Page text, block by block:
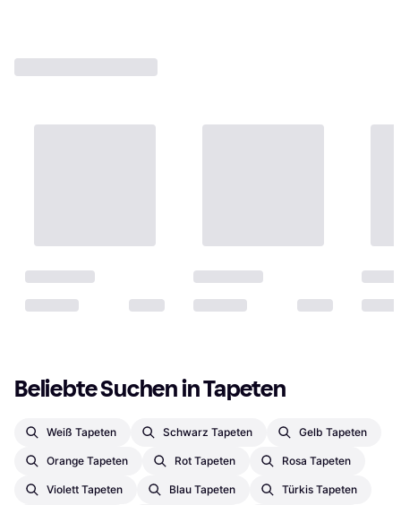
Beliebte Suchen in Tapeten
Weiß Tapeten Schwarz Tapeten Gelb Tapeten
Orange Tapeten Rot Tapeten Rosa Tapeten
Violett Tapeten Blau Tapeten Türkis Tapeten